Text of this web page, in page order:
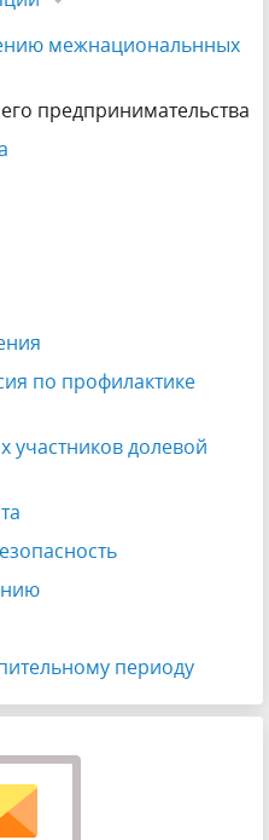
межнациональнных
предпринимательства
по профилактике
долевой
периоду